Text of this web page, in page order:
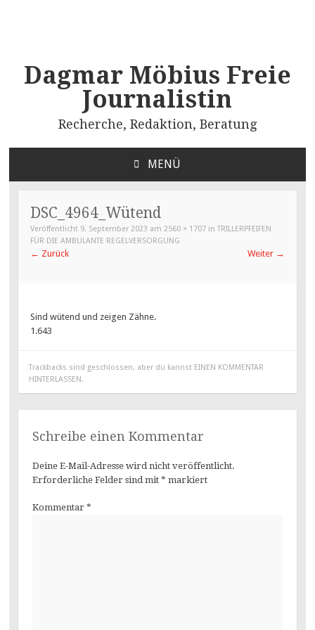
Dagmar Möbius Freie
Journalistin
Recherche, Redaktion, Beratung
MENÜ
SPRINGEN
DSC_4964_Wütend
Veröffentlicht 9. September 2023 am2560 × 1707 inTRILLERPFEIFEN
FÜR DIE AMBULANTE REGELVERSORGUNG
← Zurück Weiter →
Sind wütend und zeigen Zähne.
1.643
Trackbacks sind geschlossen, aber du kannst EINEN KOMMENTAR
HINTERLASSEN.
Schreibe einen Kommentar
Deine E-Mail-Adresse wird nicht veröffentlicht.
Erforderliche Felder sind mit * markiert
Kommentar *